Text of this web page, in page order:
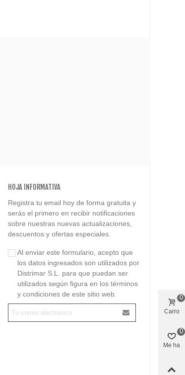
HOJA INFORMATIVA
Registra tu email hoy de forma gratuita y
serás el primero en recibir notificaciones
sobre nuestras nuevas actualizaciones,
descuentos y ofertas especiales.
Al enviar este formulario, acepto que
los datos ingresados son utilizados por
Distrimar S.L. para que puedan ser
utilizados según figura en los términos
y condiciones de este sitio web.
Carro
0
Me ha
0